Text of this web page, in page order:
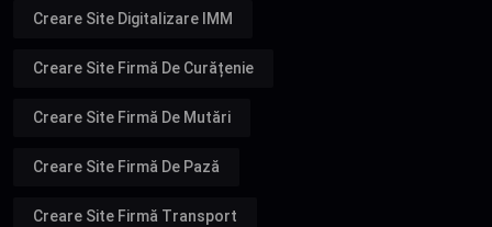
Creare Site Digitalizare IMM
Creare Site Firmă De Curățenie
Creare Site Firmă De Mutări
Creare Site Firmă De Pază
Creare Site Firmă Transport